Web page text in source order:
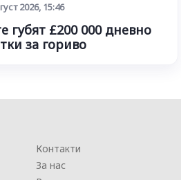
2026, 15:46
губят £200 000 дневно
за гориво
Контакти
За нас